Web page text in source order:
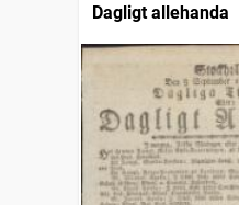
Dagligt allehanda